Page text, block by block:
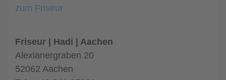
zum Friseur
Friseur | Hadi | Aachen
Alexianergraben 20
52062 Aachen